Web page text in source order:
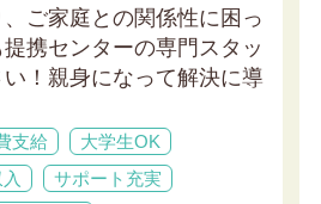
ご家庭との関係性に困っ
携センターの専門スタッ
！親身になって解決に導
支給
大学生OK
サポート充実